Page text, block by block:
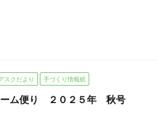
スクだより 手づくり情報紙
ーム便り ２０２５年 秋号